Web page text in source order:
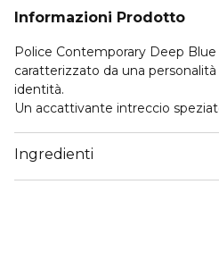
Informazioni Prodotto
Police Contemporary Deep
caratterizzato da una
identità.
Un accattivante intreccio
aromatico grazie all’elegante
Una scia ambrata di Orcanox™ e
contemporanee di Vetiver,
Ingredienti